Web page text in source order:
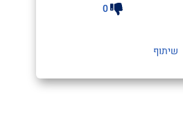
0
שיתוף